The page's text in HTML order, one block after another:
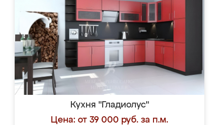
Кухня "Гладиолус"
Цена: от 39 000 руб. за п.м.